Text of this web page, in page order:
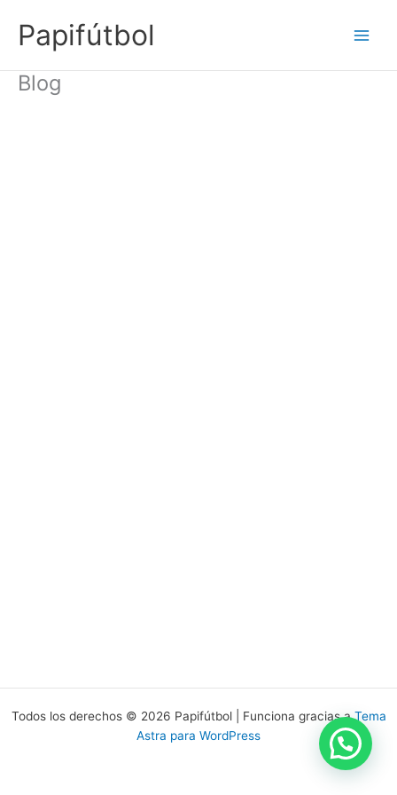
contenido
Papifútbol
Blog
Todos los derechos © 2026 Papifútbol | Funciona gracias aTema
Astra para WordPress